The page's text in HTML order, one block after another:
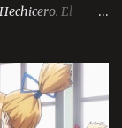
El
del mismo
la perspectiva de
reino está al